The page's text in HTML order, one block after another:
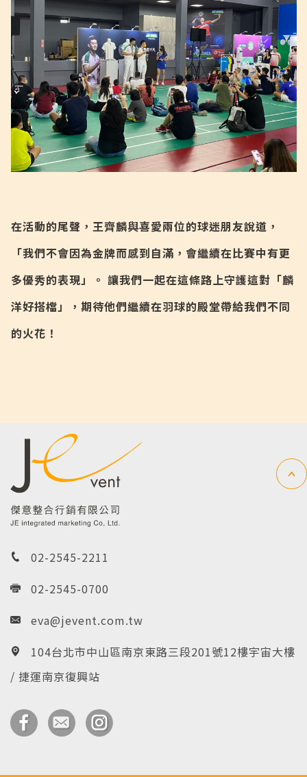
在活動的尾聲，王齊麟與喜愛兩位的球迷朋友說道，
「我們不會因為金牌而感到自滿，會繼續在比賽中有更
多優秀的表現」。 讓我們一起在這條路上守護這對「麟
洋好搭檔」，期待他們繼續在羽球的殿堂帶給我們不同
的火花！
02-2545-2211
02-2545-0700
eva@jevent.com.tw
104台北市中山區南京東路三段201號12樓宇宙大樓
/ 捷運南京復興站